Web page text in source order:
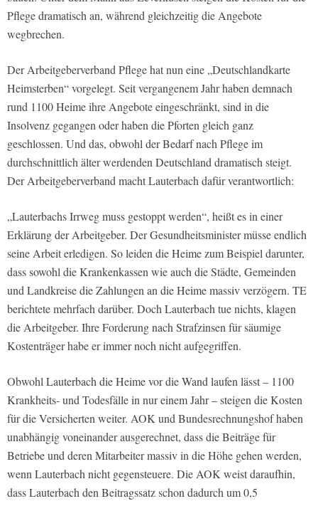
Pflege dramatisch an, während gleichzeitig die Angebote
wegbrechen.
Der Arbeitgeberverband Pflege hat nun eine „Deutschlandkarte
Heimsterben“ vorgelegt. Seit vergangenem Jahr haben demnach
rund 1100 Heime ihre Angebote eingeschränkt, sind in die
Insolvenz gegangen oder haben die Pforten gleich ganz
geschlossen. Und das, obwohl der Bedarf nach Pflege im
durchschnittlich älter werdenden Deutschland dramatisch steigt.
Der Arbeitgeberverband macht Lauterbach dafür verantwortlich:
„Lauterbachs Irrweg muss gestoppt werden“, heißt es in einer
Erklärung der Arbeitgeber. Der Gesundheitsminister müsse endlich
seine Arbeit erledigen. So leiden die Heime zum Beispiel darunter,
dass sowohl die Krankenkassen wie auch die Städte, Gemeinden
und Landkreise die Zahlungen an die Heime massiv verzögern. TE
berichtete mehrfach darüber. Doch Lauterbach tue nichts, klagen
die Arbeitgeber. Ihre Forderung nach Strafzinsen für säumige
Kostenträger habe er immer noch nicht aufgegriffen.
Obwohl Lauterbach die Heime vor die Wand laufen lässt – 1100
Krankheits- und Todesfälle in nur einem Jahr – steigen die Kosten
für die Versicherten weiter. AOK und Bundesrechnungshof haben
unabhängig voneinander ausgerechnet, dass die Beiträge für
Betriebe und deren Mitarbeiter massiv in die Höhe gehen werden,
wenn Lauterbach nicht gegensteuere. Die AOK weist daraufhin,
dass Lauterbach den Beitragssatz schon dadurch um 0,5